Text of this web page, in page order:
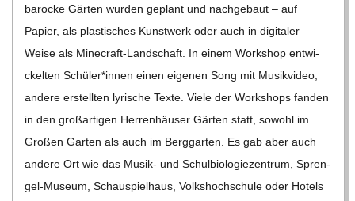
S
C
H
U
baro­cke Gär­ten wur­den geplant und nach­ge­baut – auf
Papier, als plas­ti­sches Kunst­werk oder auch in digi­ta­ler
Weise als Mine­­craft-Lan­d­­schaft. In einem Work­shop ent­wi­
ckel­ten Schüler*innen einen eige­nen Song mit Musik­vi­deo,
andere erstell­ten lyri­sche Texte. Viele der Work­shops fan­den
in den groß­ar­ti­gen Her­ren­häu­ser Gär­ten statt, sowohl im
Gro­ßen Gar­ten als auch im Berg­gar­ten. Es gab aber auch
andere Ort wie das Musik- und Schul­bio­lo­gie­zen­trum, Spren­­
gel-Museum, Schau­spiel­haus, Volks­hoch­schule oder Hotels